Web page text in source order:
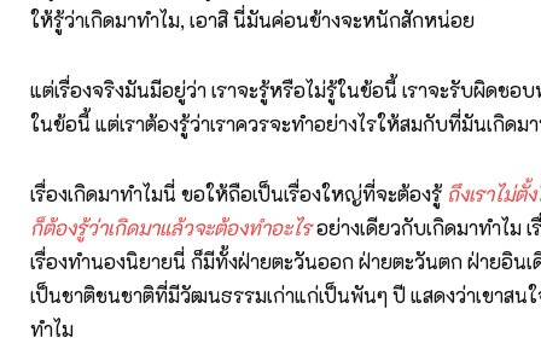
ให้รู้ว่าเกิดมาทำไม, เอาสิ นี่มันค่อนข้างจะหนักสักหน่อย
แต่เรื่องจริงมันมีอยู่ว่า เราจะรู้หรือไม่รู้ในข้อนี้ เราจะรับผิดชอ
ในข้อนี้ แต่เราต้องรู้ว่าเราควรจะทำอย่างไรให้สมกับที่มันเกิดม
เรื่องเกิดมาทำไมนี่ ขอให้ถือเป็นเรื่องใหญ่ที่จะต้องรู้ ถึงเราไม่ตั้
ก็ต้องรู้ว่าเกิดมาแล้วจะต้องทำอะไรอย่างเดียวกับเกิดมาทำไม
เรื่องทำนองนิยายนี่ ก็มีทั้งฝ่ายตะวันออก ฝ่ายตะวันตก ฝ่ายอิน
เป็นชาติชนชาติที่มีวัฒนธรรมเก่าแก่เป็นพันๆ ปี แสดงว่าเขาสนใ
ทำไม